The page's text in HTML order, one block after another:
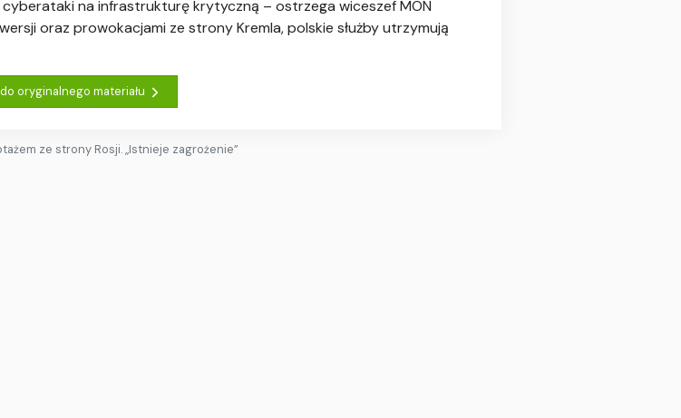
na infrastrukturę krytyczną – ostrzega wiceszef MON
oraz prowokacjami ze strony Kremla, polskie służby utrzymują
oryginalnego materiału
ze strony Rosji. „Istnieje zagrożenie”